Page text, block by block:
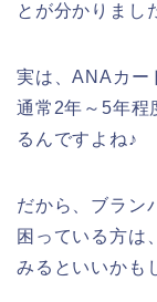
とが分かりまし
実は、ANAカー
通常2年～5年程
るんですよね♪
だから、ブラン
困っている方は
みるといいかも